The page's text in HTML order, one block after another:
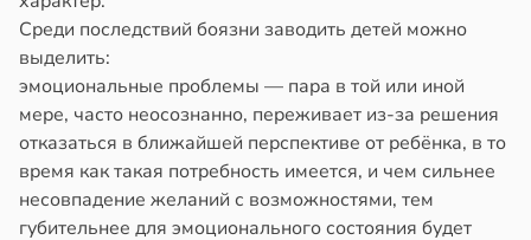
Среди последствий боязни заводить детей можно
выделить:
эмоциональные проблемы — пара в той или иной
мере, часто неосознанно, переживает из-за решения
отказаться в ближайшей перспективе от ребёнка, в то
время как такая потребность имеется, и чем сильнее
несовпадение желаний с возможностями, тем
губительнее для эмоционального состояния будет